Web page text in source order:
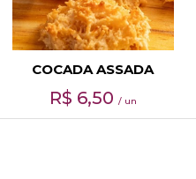
COCADA ASSADA
R$ 6,50 / un